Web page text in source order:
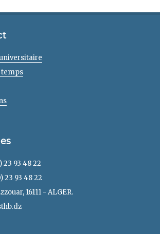
temps
23 93 48 22
23 93 48 22
16111 - ALGER.